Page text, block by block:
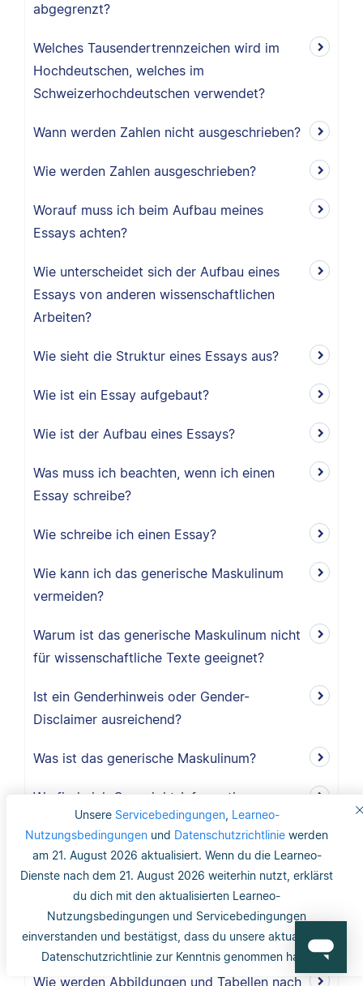
Unsere Servicebedingungen, Learneo-
Nutzungsbedingungen und Datenschutzrichtlinie werden
am 21. August 2026 aktualisiert. Wenn du die Learneo-
Dienste nach dem 21. August 2026 weiterhin nutzt, erklärst
du dich mit den aktualisierten Learneo-
Nutzungsbedingungen und Servicebedingungen
einverstanden und bestätigst, dass du unsere aktualisierte
Datenschutzrichtlinie zur Kenntnis genommen hast.
abgegrenzt?
Welches Tausendertrennzeichen wird im
Hochdeutschen, welches im
Schweizerhochdeutschen verwendet?
Wann werden Zahlen nicht ausgeschrieben?
Wie werden Zahlen ausgeschrieben?
Worauf muss ich beim Aufbau meines
Essays achten?
Wie unterscheidet sich der Aufbau eines
Essays von anderen wissenschaftlichen
Arbeiten?
Wie sieht die Struktur eines Essays aus?
Wie ist ein Essay aufgebaut?
Wie ist der Aufbau eines Essays?
Was muss ich beachten, wenn ich einen
Essay schreibe?
Wie schreibe ich einen Essay?
Wie kann ich das generische Maskulinum
vermeiden?
Warum ist das generische Maskulinum nicht
für wissenschaftliche Texte geeignet?
Ist ein Genderhinweis oder Gender-
Disclaimer ausreichend?
Was ist das generische Maskulinum?
Wo finde ich Copyright-Informationen zu
Abbildungen und Tabellen?
Benötige ich ein Abbildungs- und
Tabellenverzeichnis?
Werden Abbildungen und Tabellen im
Literaturverzeichnis erwähnt?
Wie werden Abbildungen und Tabellen nach